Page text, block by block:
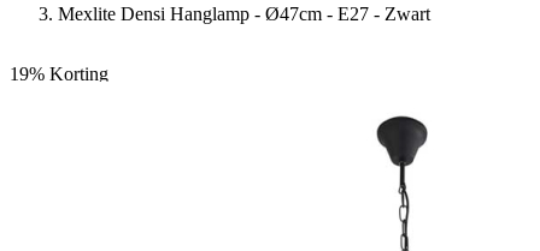
Mexlite Densi Hanglamp - Ø47cm - E27 - Zwart
19% Korting